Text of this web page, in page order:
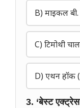
B) माइकल
C) टिमोथी
D) एथन हॉक
3. ‘बेस्ट